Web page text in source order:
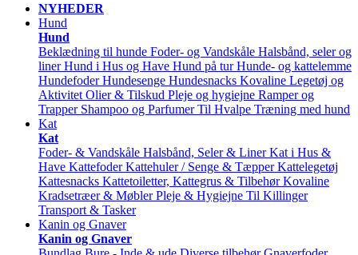
NYHEDER
Hund
Hund
Beklædning til hunde Foder- og Vandskåle Halsbånd, seler og
liner Hund i Hus og Have Hund på tur Hunde- og kattelemme
Hundefoder Hundesenge Hundesnacks Kovaline Legetøj og
Aktivitet Olier & Tilskud Pleje og hygiejne Ramper og
Trapper Shampoo og Parfumer Til Hvalpe Træning med hund
Kat
Kat
Foder- & Vandskåle Halsbånd, Seler & Liner Kat i Hus &
Have Kattefoder Kattehuler / Senge & Tæpper Kattelegetøj
Kattesnacks Kattetoiletter, Kattegrus & Tilbehør Kovaline
Kradsetræer & Møbler Pleje & Hygiejne Til Killinger
Transport & Tasker
Kanin og Gnaver
Kanin og Gnaver